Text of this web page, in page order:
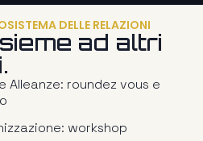
DELLE RELAZIONI
ad altri
Alleanze: roundez vous e
workshop